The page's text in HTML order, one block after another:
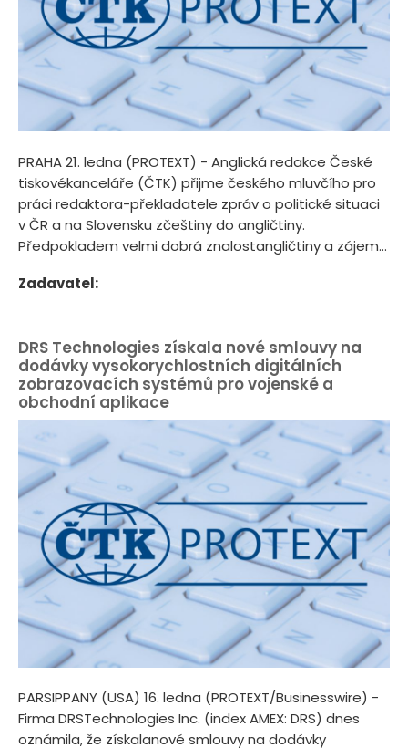
PRAHA 21. ledna (PROTEXT) - Anglická redakce České
tiskovékanceláře (ČTK) přijme českého mluvčího pro
práci redaktora-překladatele zpráv o politické situaci
v ČR a na Slovensku zčeštiny do angličtiny.
Předpokladem velmi dobrá znalostangličtiny a zájem...
Zadavatel:
DRS Technologies získala nové smlouvy na
dodávky vysokorychlostních digitálních
zobrazovacích systémů pro vojenské a
obchodní aplikace
PARSIPPANY (USA) 16. ledna (PROTEXT/Businesswire) -
Firma DRSTechnologies Inc. (index AMEX: DRS) dnes
oznámila, že získalanové smlouvy na dodávky